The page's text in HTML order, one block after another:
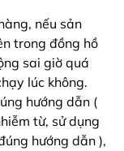
nếu sản
trong đồng hồ
sai giờ quá
lúc không.
hướng dẫn (
từ, sử dụng
hướng dẫn ),